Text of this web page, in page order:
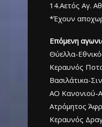
14.Αετός Αγ.
*Έχουν
Επόμενη
Θύελλα-
Κεραυνός
Βασιλάτικα-
ΑΟ Κανονιού-
Ατρόμητος
Κεραυνός